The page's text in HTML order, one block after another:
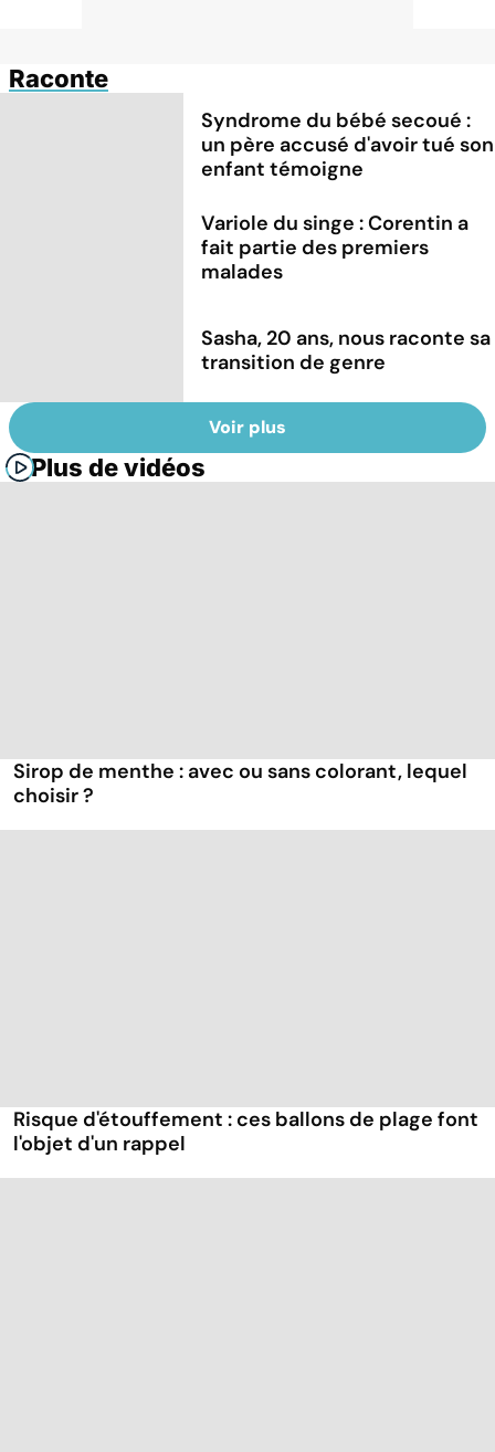
Raconte
Syndrome du bébé secoué :
un père accusé d'avoir tué son
enfant témoigne
Variole du singe : Corentin a
fait partie des premiers
malades
Sasha, 20 ans, nous raconte sa
transition de genre
Voir plus
Plus de vidéos
Sirop de menthe : avec ou sans colorant, lequel
choisir ?
Risque d'étouffement : ces ballons de plage font
l'objet d'un rappel